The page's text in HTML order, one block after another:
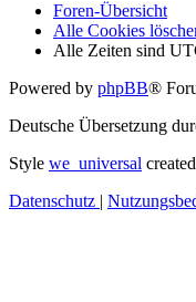
Foren-Übersicht
Alle Cookies
Alle Zeiten sind
Powered by phpBB®
Deutsche Übersetzung
Style we_universal
Datenschutz |